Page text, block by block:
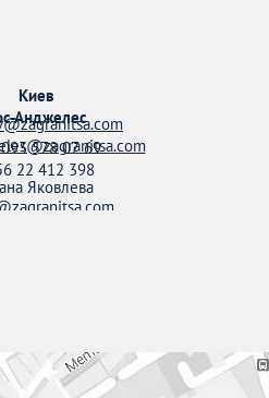
Киев
578 07 69
Яковлева
Анджелес
22 412 398